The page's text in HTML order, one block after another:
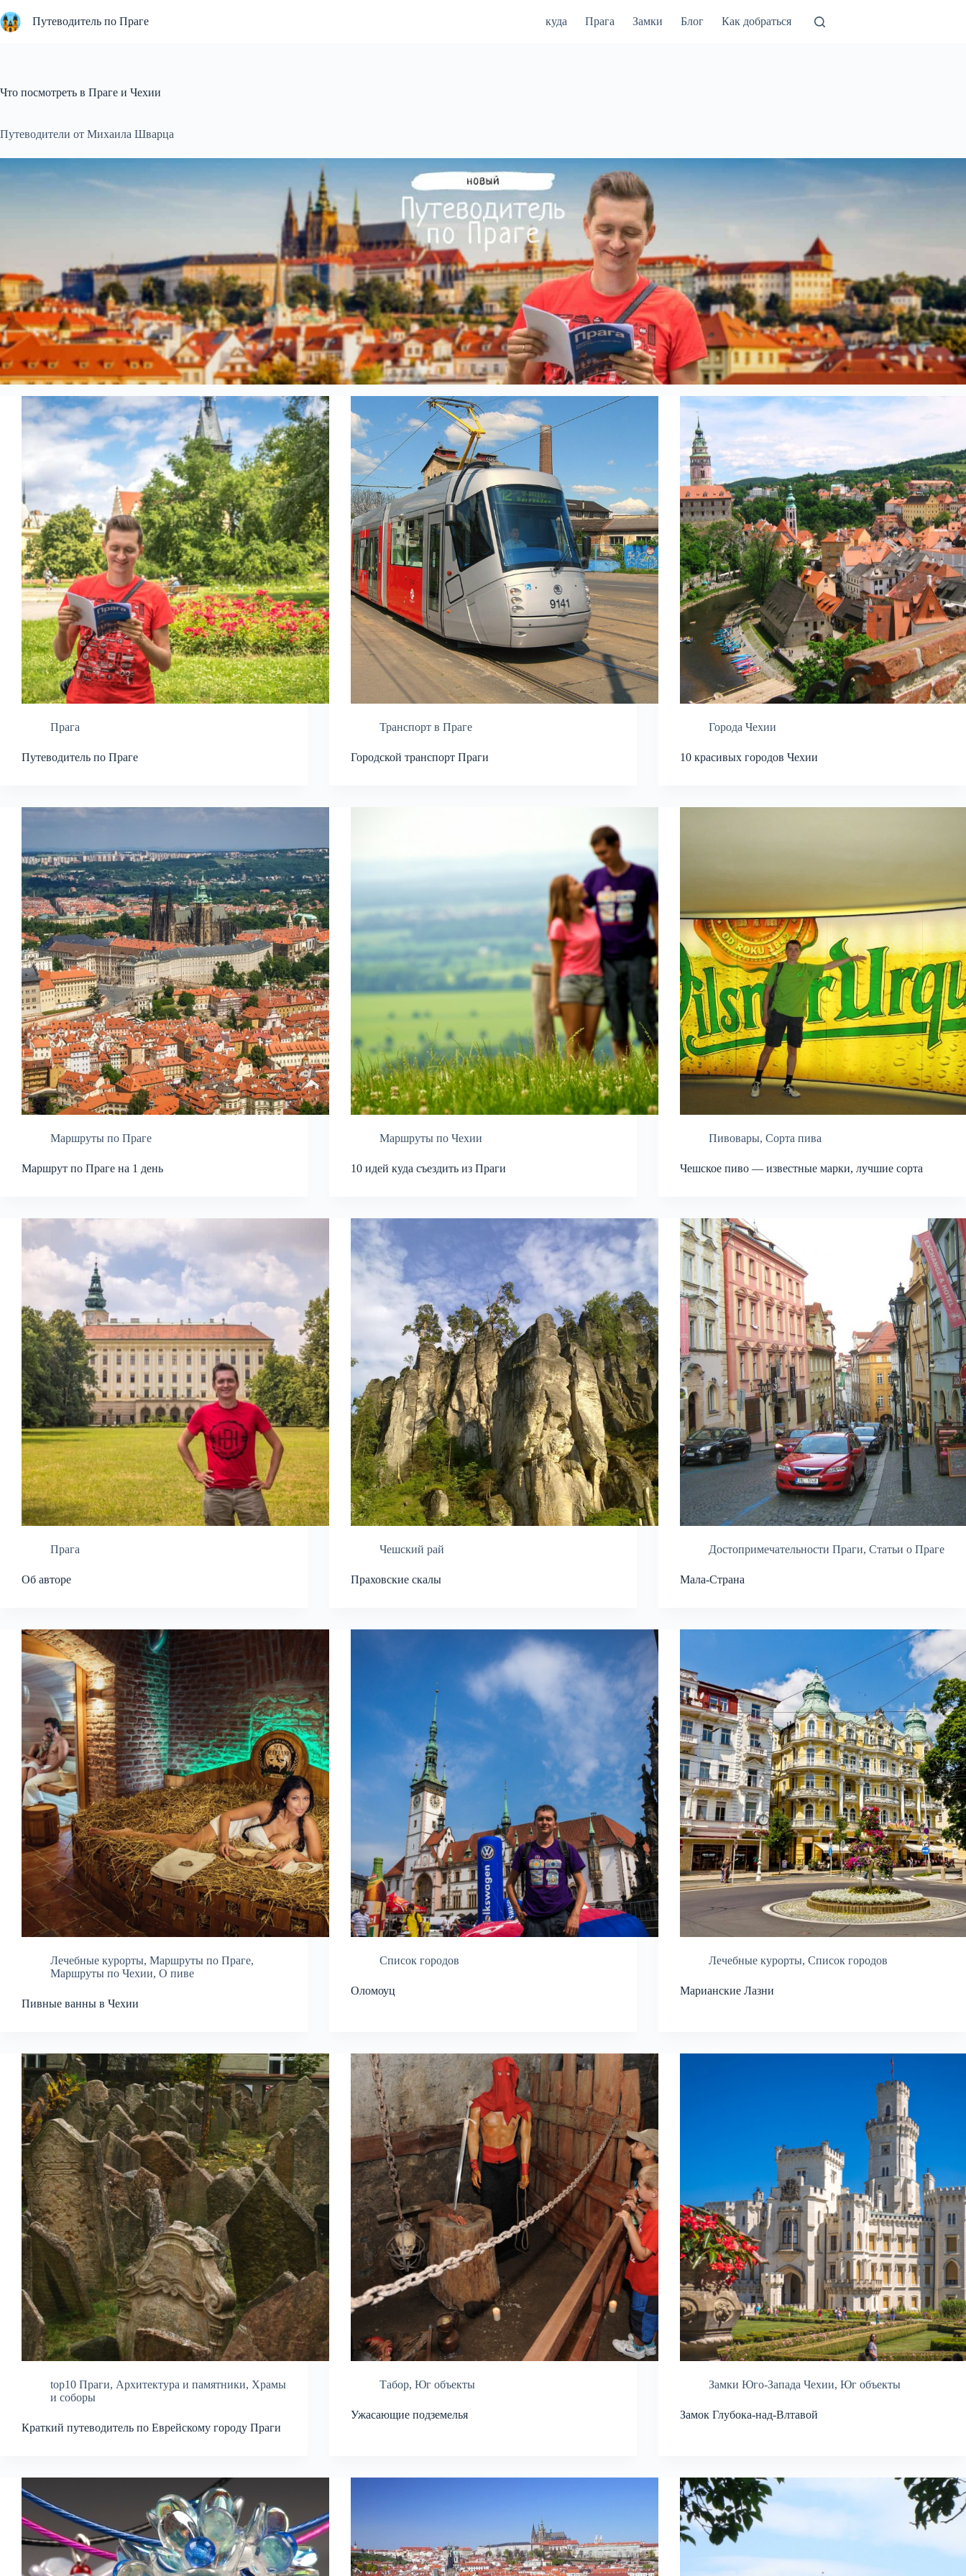
к
сути
Путеводитель по Праге куда Прага Замки Блог Как добраться
Что посмотреть в Праге и Чехии
Путеводители от Михаила Шварца
Прага
Путеводитель по Праге
Транспорт в Праге
Городской транспорт Праги
Города Чехии
10 красивых городов Чехии
Маршруты по Праге
Маршрут по Праге на 1 день
Маршруты по Чехии
10 идей куда съездить из Праги
Пивовары, Сорта пива
Чешское пиво — известные марки, лучшие сорта
Прага
Об авторе
Чешский рай
Праховские скалы
Достопримечательности Праги, Статьи о Праге
Мала-Страна
Лечебные курорты, Маршруты по Праге,
Маршруты по Чехии, О пиве
Пивные ванны в Чехии
Список городов
Оломоуц
Лечебные курорты, Список городов
Марианские Лазни
top10 Праги, Архитектура и памятники, Храмы
и соборы
Краткий путеводитель по Еврейскому городу Праги
Табор, Юг объекты
Ужасающие подземелья
Замки Юго-Запада Чехии, Юг объекты
Замок Глубока-над-Влтавой